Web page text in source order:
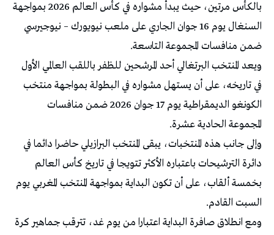
بالكأس مرتين، حيث يبدأ مشواره في كأس العالم 2026 بمواجهة
السنغال يوم 16 جوان الجاري على ملعب نيويورك – نيوجيرسي
ضمن منافسات المجموعة التاسعة.
ويعد المنتخب البرتغالي أحد المرشحين للظفر باللقب العالمي الأول
في تاريخه، على أن يستهل مشواره في البطولة بمواجهة منتخب
الكونغو الديمقراطية يوم 17 جوان 2026 ضمن منافسات
المجموعة الحادية عشرة.
وإلى جانب هذه المنتخبات، يبقى المنتخب البرازيلي حاضرا دائما في
دائرة الترشيحات باعتباره الأكثر تتويجا في تاريخ كأس العالم
بخمسة ألقاب، على أن تكون البداية بمواجهة المنتخب المغربي يوم
السبت القادم.
ومع انطلاق صافرة البداية اعتبارا من يوم غد، تترقب جماهير كرة